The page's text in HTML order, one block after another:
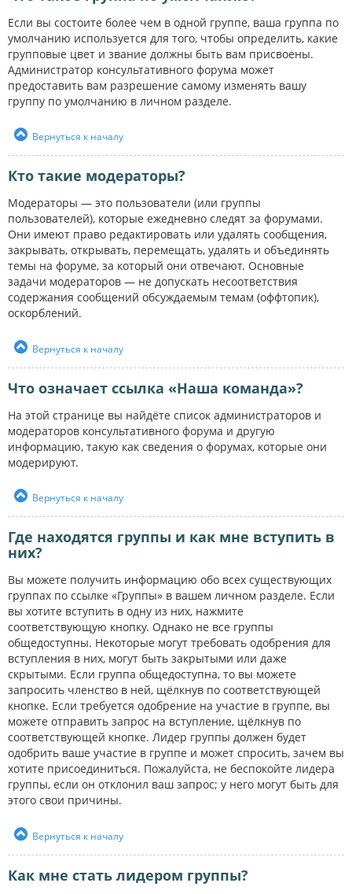
Если вы состоите более чем в одной группе, ваша группа по
умолчанию используется для того, чтобы определить, какие
групповые цвет и звание должны быть вам присвоены.
Администратор консультативного форума может
предоставить вам разрешение самому изменять вашу
группу по умолчанию в личном разделе.
Вернуться к началу
Кто такие модераторы?
Модераторы — это пользователи (или группы
пользователей), которые ежедневно следят за форумами.
Они имеют право редактировать или удалять сообщения,
закрывать, открывать, перемещать, удалять и объединять
темы на форуме, за который они отвечают. Основные
задачи модераторов — не допускать несоответствия
содержания сообщений обсуждаемым темам (оффтопик),
оскорблений.
Вернуться к началу
Что означает ссылка «Наша команда»?
На этой странице вы найдёте список администраторов и
модераторов консультативного форума и другую
информацию, такую как сведения о форумах, которые они
модерируют.
Вернуться к началу
Где находятся группы и как мне вступить в
них?
Вы можете получить информацию обо всех существующих
группах по ссылке «Группы» в вашем личном разделе. Если
вы хотите вступить в одну из них, нажмите
соответствующую кнопку. Однако не все группы
общедоступны. Некоторые могут требовать одобрения для
вступления в них, могут быть закрытыми или даже
скрытыми. Если группа общедоступна, то вы можете
запросить членство в ней, щёлкнув по соответствующей
кнопке. Если требуется одобрение на участие в группе, вы
можете отправить запрос на вступление, щёлкнув по
соответствующей кнопке. Лидер группы должен будет
одобрить ваше участие в группе и может спросить, зачем вы
хотите присоединиться. Пожалуйста, не беспокойте лидера
группы, если он отклонил ваш запрос; у него могут быть для
этого свои причины.
Вернуться к началу
Как мне стать лидером группы?